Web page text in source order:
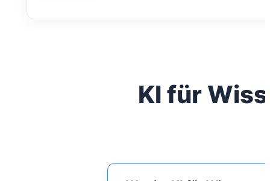
KI für